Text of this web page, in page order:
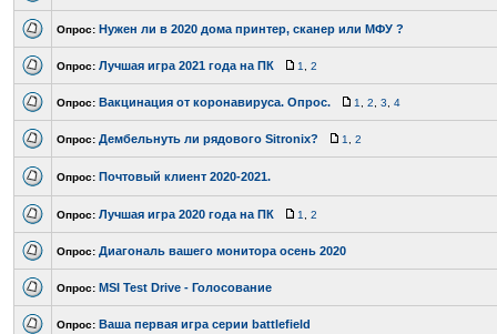
Опрос: Нужен ли в 2020 дома принтер, сканер или МФУ ?
Опрос: Лучшая игра 2021 года на ПК 1 2
Опрос: Вакцинация от коронавируса. Опрос. 1 2 3 4
Опрос: Дембельнуть ли рядового Sitronix? 1 2
Опрос: Почтовый клиент 2020-2021.
Опрос: Лучшая игра 2020 года на ПК 1 2
Опрос: Диагональ вашего монитора осень 2020
Опрос: MSI Test Drive - Голосование
Опрос: Ваша первая игра серии battlefield